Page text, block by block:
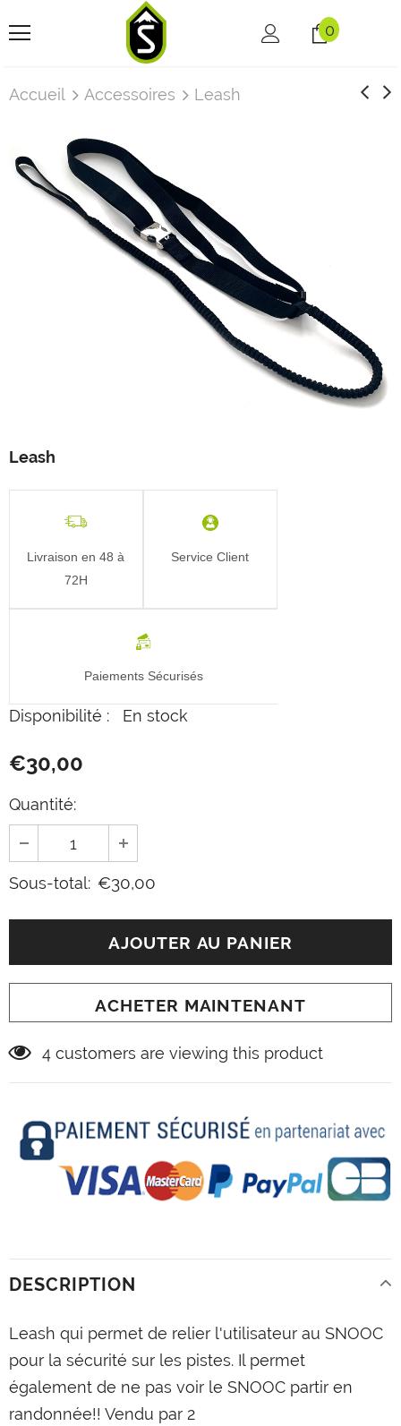
0
Accueil Accessoires Leash
Leash
Livraison en 48 à
72H
Service Client
Paiements Sécurisés
Disponibilité : En stock
€30,00
Quantité:
Sous-total: €30,00
ACHETER MAINTENANT
4 customers are viewing this product
DESCRIPTION
Leash qui permet de relier l'utilisateur au SNOOC
pour la sécurité sur les pistes. Il permet
également de ne pas voir le SNOOC partir en
randonnée!! Vendu par 2